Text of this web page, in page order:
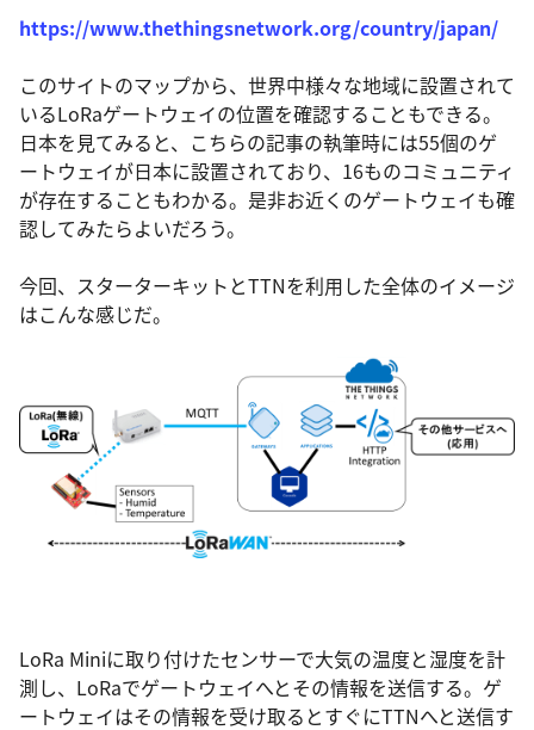
https://www.thethingsnetwork.org/country/japan/
このサイトのマップから、世界中様々な地域に設置されて
いるLoRaゲートウェイの位置を確認することもできる。
日本を見てみると、こちらの記事の執筆時には55個のゲ
ートウェイが日本に設置されており、16ものコミュニティ
が存在することもわかる。是非お近くのゲートウェイも確
認してみたらよいだろう。
今回、スターターキットとTTNを利用した全体のイメージ
はこんな感じだ。
LoRa Miniに取り付けたセンサーで大気の温度と湿度を計
測し、LoRaでゲートウェイへとその情報を送信する。ゲ
ートウェイはその情報を受け取るとすぐにTTNへと送信す